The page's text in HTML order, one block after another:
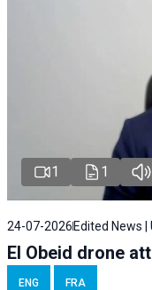
1 1
24-07-2026 Edited News |
El Obeid drone
ENG FRA